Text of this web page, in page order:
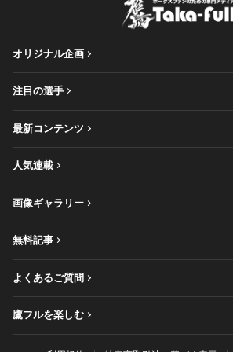
オリジナル企画
注目の選手
最新コンテンツ
人気連載
画像ギャラリー
無料記事
よくあるご質問
鷹フルを楽しむ